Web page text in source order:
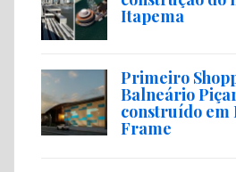
Itapema
Primeiro
Balneário
construído em
Frame